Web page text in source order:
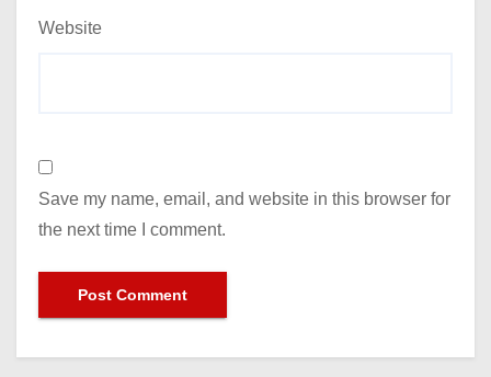
Website
Save my name, email, and website in this browser for
the next time I comment.